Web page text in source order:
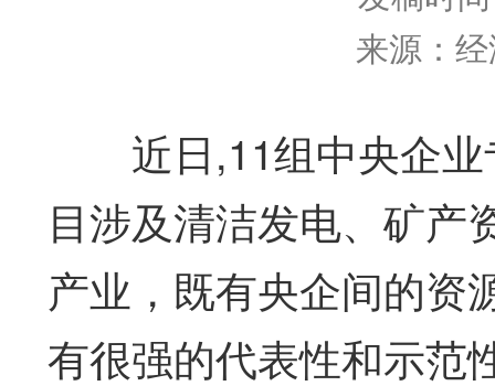
来源：
近日,11组中央企业
目涉及清洁发电、矿产
产业，既有央企间的资
有很强的代表性和示范